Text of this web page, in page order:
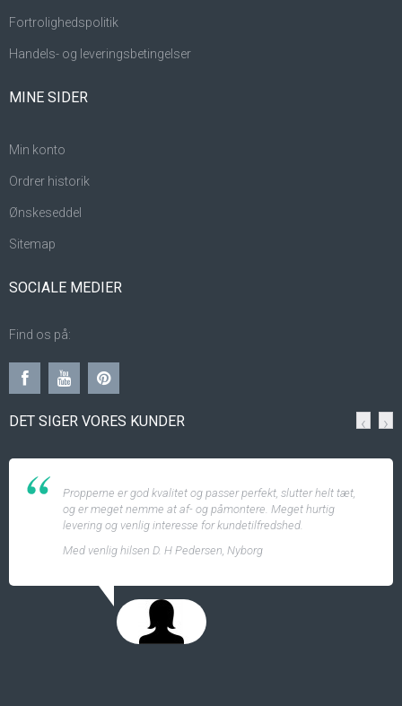
Fortrolighedspolitik
Handels- og leveringsbetingelser
MINE SIDER
Min konto
Ordrer historik
Ønskeseddel
Sitemap
SOCIALE MEDIER
Find os på:
DET SIGER VORES KUNDER
Propperne er god kvalitet og passer perfekt, slutter helt tæt,
og er meget nemme at af- og påmontere. Meget hurtig
levering og venlig interesse for kundetilfredshed.
Med venlig hilsen D. H Pedersen, Nyborg
‹ ›